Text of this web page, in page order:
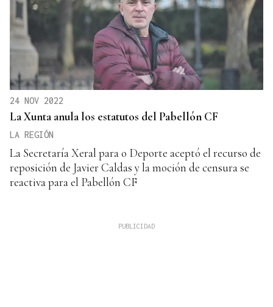
24 NOV 2022
La Xunta anula los estatutos del Pabellón CF
LA REGIÓN
La Secretaría Xeral para o Deporte aceptó el recurso de
reposición de Javier Caldas y la moción de censura se
reactiva para el Pabellón CF